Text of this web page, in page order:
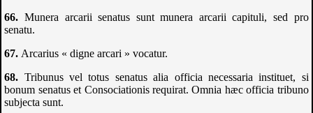
Munera arcarii senatus sunt munera arcarii capituli, sed pro
senatu.
Arcarius « digne arcari » vocatur.
Tribunus vel totus senatus alia officia necessaria instituet, si
bonum senatus et Consociationis requirat. Omnia hæc officia tribuno
subjecta sunt.